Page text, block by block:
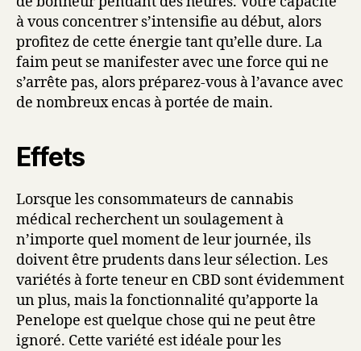
à vous concentrer s’intensifie au début, alors
profitez de cette énergie tant qu’elle dure. La
faim peut se manifester avec une force qui ne
s’arrête pas, alors préparez-vous à l’avance avec
de nombreux encas à portée de main.
Effets
Lorsque les consommateurs de cannabis
médical recherchent un soulagement à
n’importe quel moment de leur journée, ils
doivent être prudents dans leur sélection. Les
variétés à forte teneur en CBD sont évidemment
un plus, mais la fonctionnalité qu’apporte la
Penelope est quelque chose qui ne peut être
ignoré. Cette variété est idéale pour les